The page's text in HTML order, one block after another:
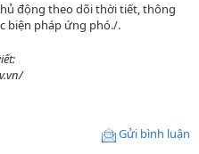
động theo dõi thời tiết, thông
biện pháp ứng phó./.
Gửi bình luận